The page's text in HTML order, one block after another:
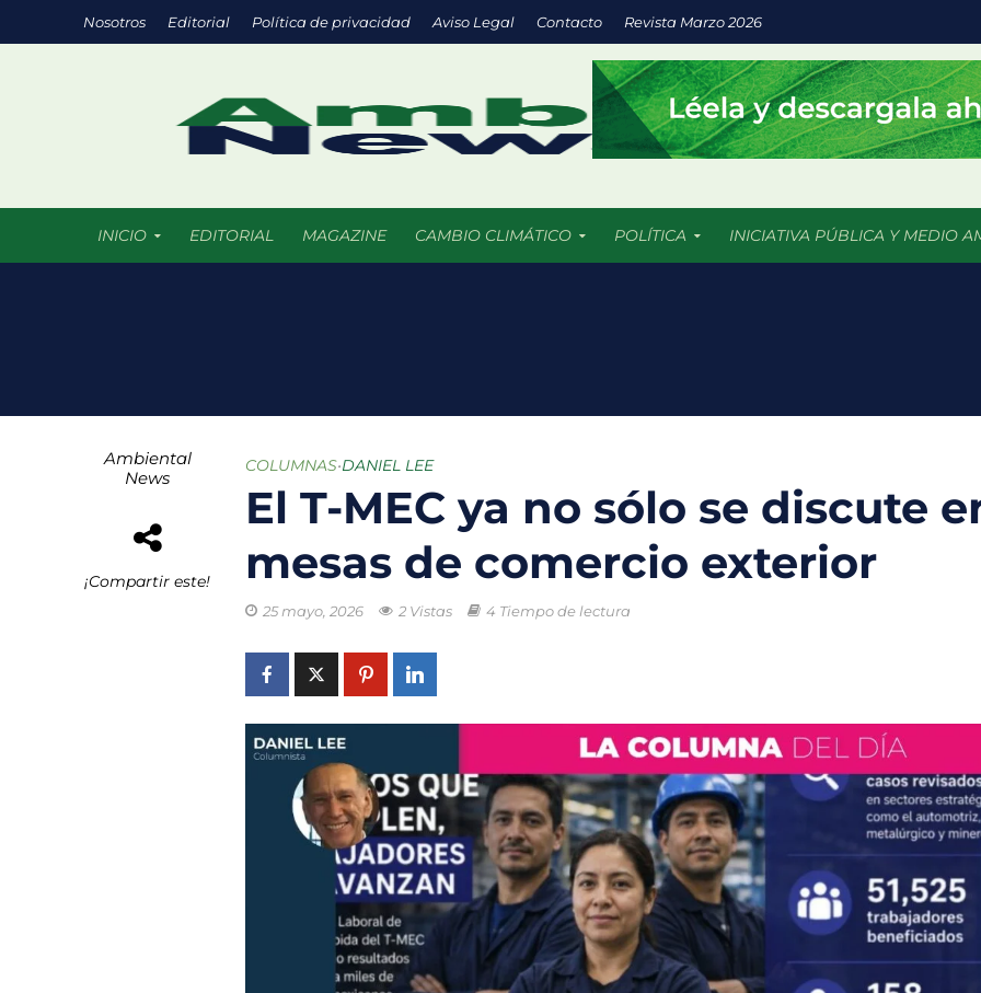
Nosotros Editorial Política de privacidad Aviso Legal Contacto Revista Marzo 2026
INICIO EDITORIAL MAGAZINE CAMBIO CLIMÁTICO POLÍTICA INICIATIVA PÚBLICA Y MEDIO
Parques urbanos: espacios verdes que impulsan el desarrollo sostenible de las
El buque híbrido chileno que combinará tecnología y ciencia para proteger los
Transporte eléctrico en México: la movilidad sostenible que gana terreno en las
Arrecifes de coral enfrentan una crisis sin precedentes por el cambio climático
Reformas Ambientales creadas para la protección del medio ambiente y frenar la
Startups de reciclaje, un proyecto para convertir residuos en objetos y darles una
Ambiental
News
¡Compartir este!
COLUMNAS•DANIEL LEE
El T-MEC ya no sólo se discute
mesas de comercio exterior
25 mayo, 2026 2 Vistas 4 Tiempo de lectura